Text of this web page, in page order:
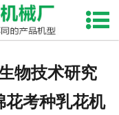
网站首页
物技术研究
花考种乳花机